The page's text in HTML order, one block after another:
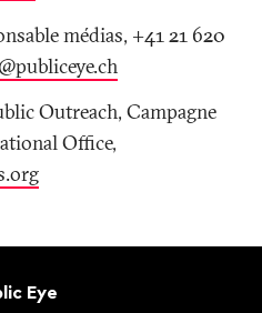
médias, +41 21 620
.ch
Outreach, Campagne
Office,
.org
Eye